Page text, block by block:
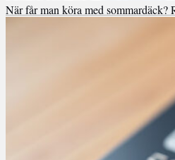
När får man köra med sommardäck?